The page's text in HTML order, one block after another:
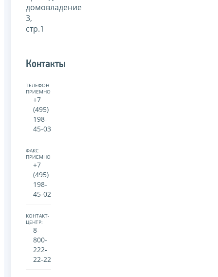
домовладение
3,
стр.1
Контакты
ТЕЛЕФОН
ПРИЕМНОЙ:
+7
(495)
198-
45-03
ФАКС
ПРИЕМНОЙ:
+7
(495)
198-
45-02
КОНТАКТ-
ЦЕНТР:
8-
800-
222-
22-22